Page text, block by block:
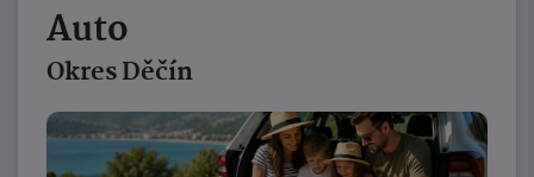
Auto
Okres Děčín